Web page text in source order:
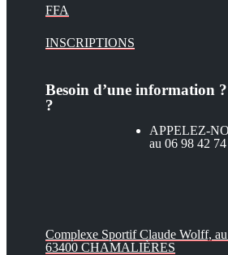
FFA
INSCRIPTIONS
Besoin d’une information
?
APPELEZ-
au 06 98 42
Complexe Sportif Claude Wolff,
63400 CHAMALIÈRES